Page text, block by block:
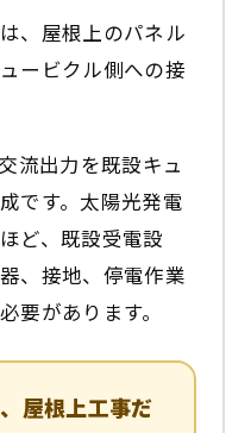
、屋根上のパネル
ービクル側への接
流出力を既設キュ
です。太陽光発電
ど、既設受電設
、接地、停電作業
要があります。
屋根上工事だ